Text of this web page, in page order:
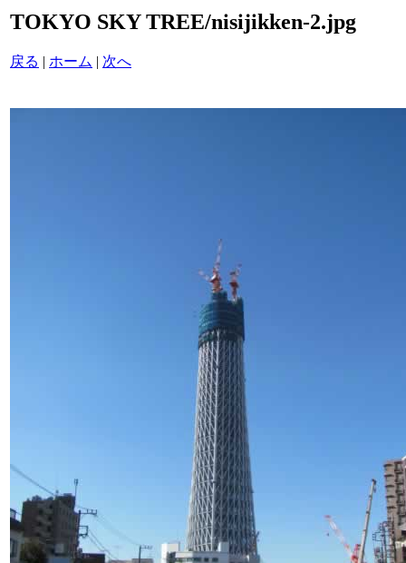
TOKYO SKY TREE/nisijikken-2.jpg
戻る | ホーム | 次へ